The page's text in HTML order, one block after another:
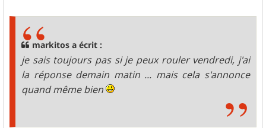
markitos a écrit :
je sais toujours pas si je peux rouler vendredi, j'ai
la réponse demain matin ... mais cela s'annonce
quand même bien